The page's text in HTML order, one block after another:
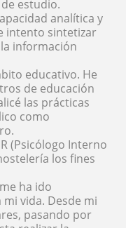
estudio.
analítica y
intento sintetizar
información
educativo. He
de educación
las prácticas
como
(Psicólogo Interno
los fines
ha ido
vida. Desde mi
pasando por